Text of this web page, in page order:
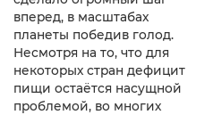
вперед, в масштабах
планеты победив голод.
Несмотря на то, что для
некоторых стран дефицит
пищи остаётся насущной
проблемой, во многих